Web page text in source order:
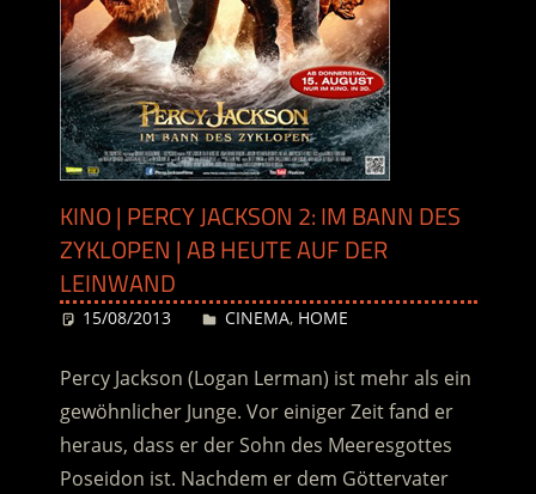
KINO | PERCY JACKSON 2: IM BANN DES
ZYKLOPEN | AB HEUTE AUF DER
LEINWAND
15/08/2013 Desiree
CINEMA, HOME
Percy Jackson (Logan Lerman) ist mehr als ein
gewöhnlicher Junge. Vor einiger Zeit fand er
heraus, dass er der Sohn des Meeresgottes
Poseidon ist. Nachdem er dem Göttervater